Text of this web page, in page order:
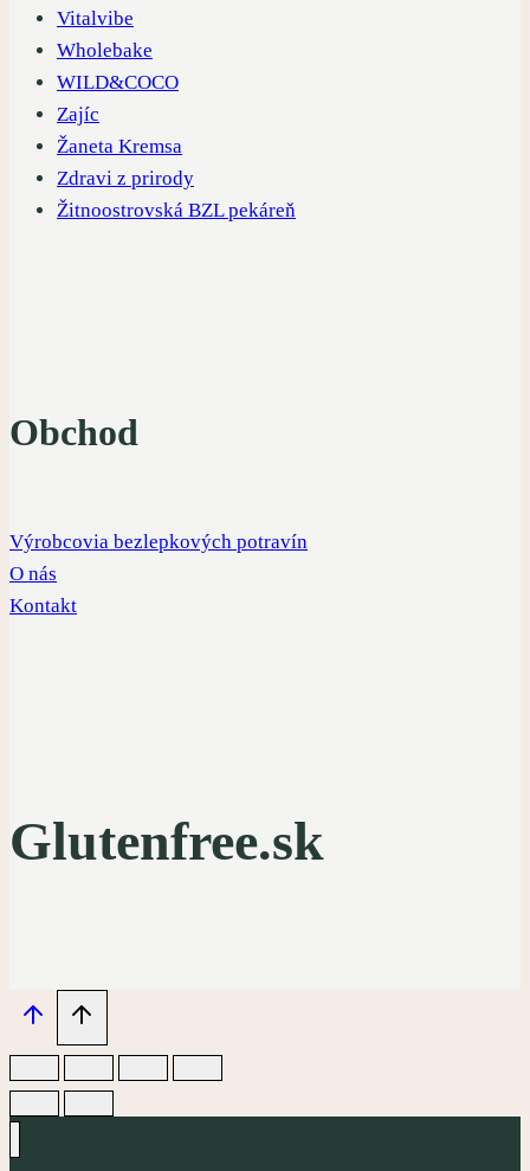
Vitalvibe
Wholebake
WILD&COCO
Zajíc
Žaneta Kremsa
Zdravi z prirody
Žitnoostrovská BZL pekáreň
Obchod
Výrobcovia bezlepkových potravín
O nás
Kontakt
Glutenfree.sk